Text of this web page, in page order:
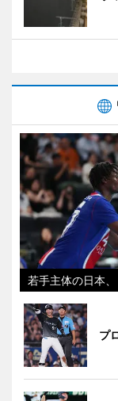
若手主体の日本
プ